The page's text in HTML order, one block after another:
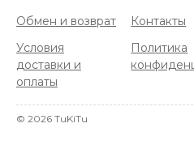
Обмен и возврат
Условия
доставки и
оплаты
Контакты
Политика
© 2026 TuKiTu